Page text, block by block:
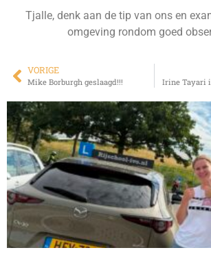
Tjalle, denk aan de tip van ons en
omgeving rondom goed
VORIGE
Mike Borburgh geslaagd!!! Irine Tayari